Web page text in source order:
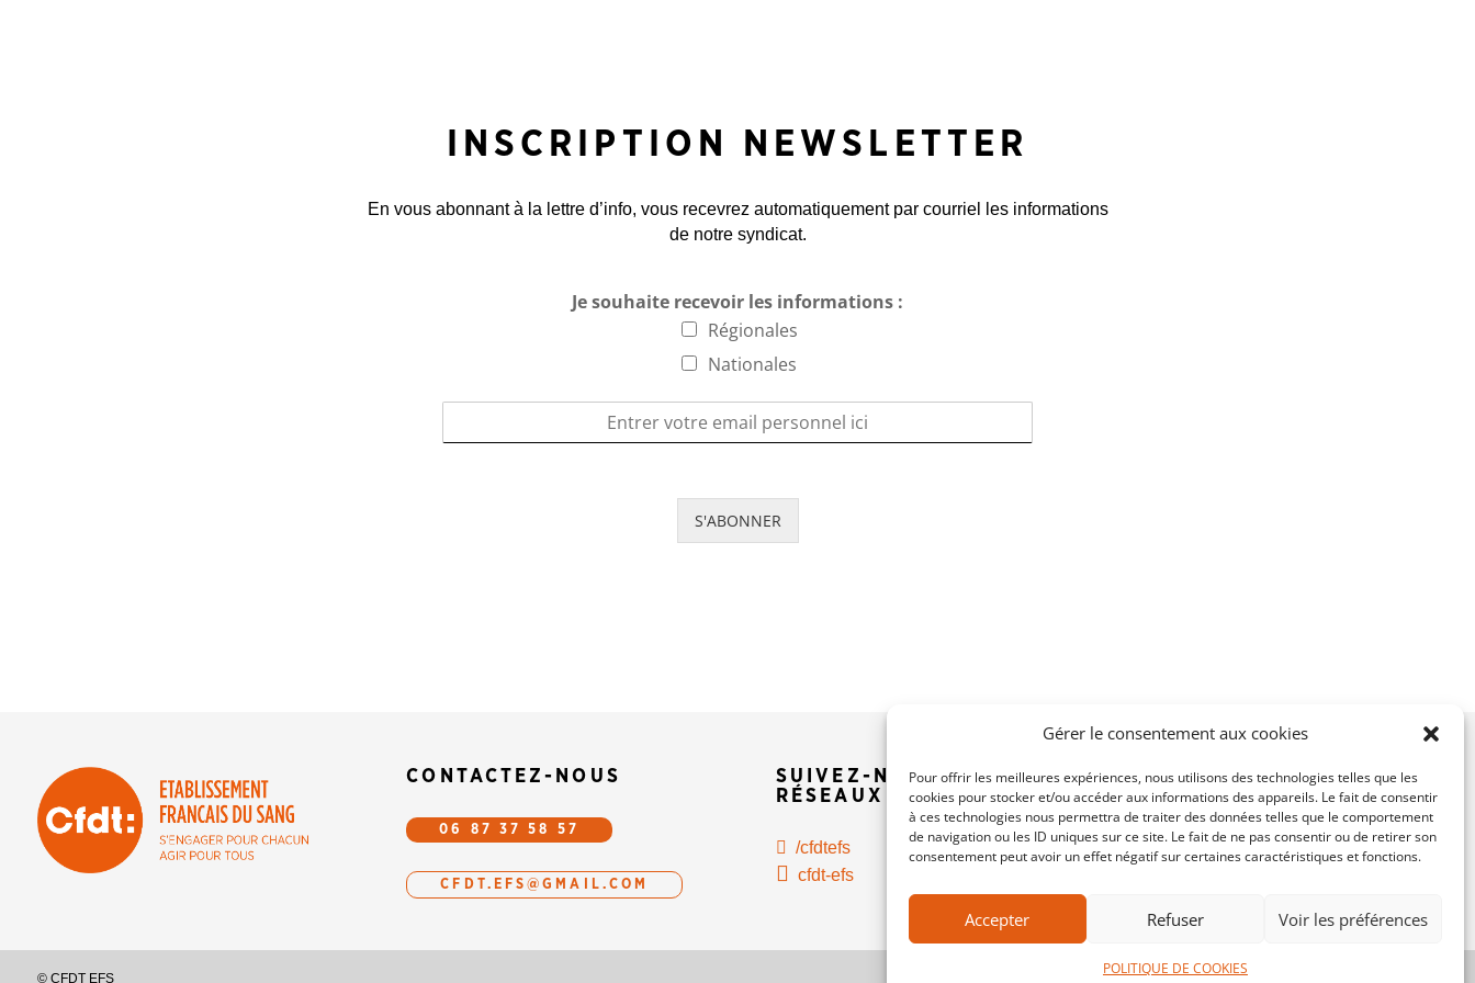
Gérer le consentement aux cookies
Pour offrir les meilleures expériences, nous utilisons des technologies telles que les
cookies pour stocker et/ou accéder aux informations des appareils. Le fait de consentir
à ces technologies nous permettra de traiter des données telles que le comportement
de navigation ou les ID uniques sur ce site. Le fait de ne pas consentir ou de retirer son
consentement peut avoir un effet négatif sur certaines caractéristiques et fonctions.
Accepter Refuser Voir les préférences
POLITIQUE DE COOKIES
INSCRIPTION NEWSLETTER
En vous abonnant à la lettre d’info, vous recevrez automatiquement par courriel les informations
de notre syndicat.
Je souhaite recevoir les informations :
Régionales
Nationales
S'ABONNER
CONTACTEZ-NOUS
06 87 37 58 57
CFDT.EFS@GMAIL.COM
SUIVEZ-NOUS SUR LES
RÉSEAUX
/cfdtefs
cfdt-efs
MENTIONS LÉGALES
POLITIQUE DE COOKIES
CONTACT
© CFDT EFS Développé parDewey